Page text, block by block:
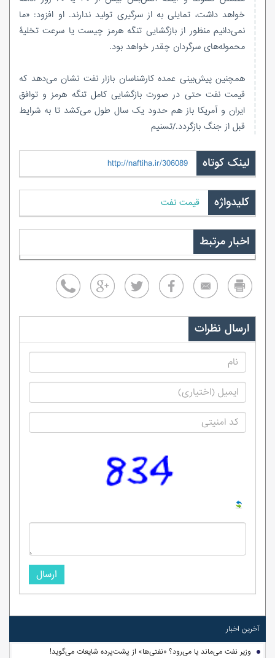
خواهد داشت، تمایلی به از سرگیری تولید ندارند. او افزود: «ما
نمی‌دانیم منظور از بازگشایی تنگه هرمز چیست یا سرعت تخلیۀ
محموله‌های سرگردان چقدر خواهد بود.
همچنین پیش‌بینی عمده کارشناسان بازار‌ نفت نشان می‌دهد که
قیمت نفت حتی در صورت بازگشایی کامل تنگه هرمز و توافق
ایران و آمریکا باز هم حدود یک سال طول می‌کشد تا به شرایط
قبل از جنگ بازگردد./تسنیم
لینک کوتاه http://naftiha.ir/306089
کلیدواژه قیمت نفت
اخبار مرتبط
ارسال نظرات
ارسال
آخرین اخبار
وزیر نفت می‌ماند یا می‌رود؟ «نفتی‌ها» از پشت‌پرده شایعات می‌گوید!